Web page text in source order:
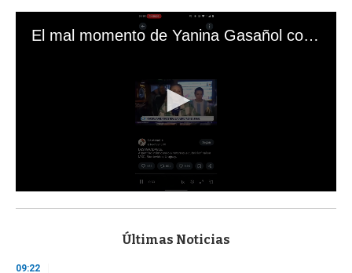
El mal momento de Yanina Gasañol con un hincha argentino en "Subrayado"
s
Últimas Noticias
09:22